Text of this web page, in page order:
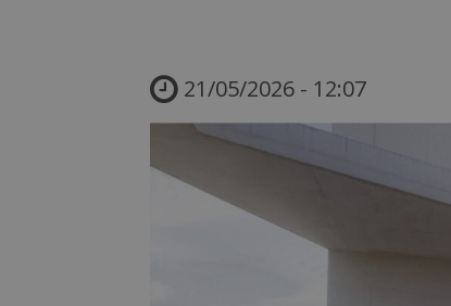
21/05/2026 - 12:07